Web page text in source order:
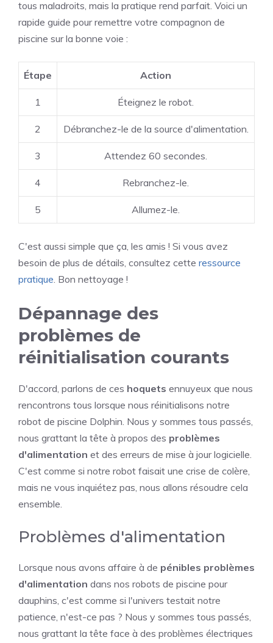
tous maladroits, mais la pratique rend parfait. Voici un
rapide guide pour remettre votre compagnon de
piscine sur la bonne voie :
Étape Action
1 Éteignez le robot.
2 Débranchez-le de la source d'alimentation.
3 Attendez 60 secondes.
4 Rebranchez-le.
5 Allumez-le.
C'est aussi simple que ça, les amis ! Si vous avez
besoin de plus de détails, consultez cette ressource
pratique. Bon nettoyage !
Dépannage des
problèmes de
réinitialisation courants
D'accord, parlons de ces hoquets ennuyeux que nous
rencontrons tous lorsque nous réinitialisons notre
robot de piscine Dolphin. Nous y sommes tous passés,
nous grattant la tête à propos des problèmes
d'alimentation et des erreurs de mise à jour logicielle.
C'est comme si notre robot faisait une crise de colère,
mais ne vous inquiétez pas, nous allons résoudre cela
ensemble.
Problèmes d'alimentation
Lorsque nous avons affaire à de pénibles problèmes
d'alimentation dans nos robots de piscine pour
dauphins, c'est comme si l'univers testait notre
patience, n'est-ce pas ? Nous y sommes tous passés,
nous grattant la tête face à des problèmes électriques